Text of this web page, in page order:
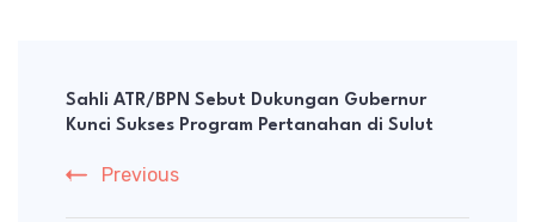
Navigation
Sahli ATR/BPN Sebut Dukungan Gubernur
Kunci Sukses Program Pertanahan di Sulut
Previous